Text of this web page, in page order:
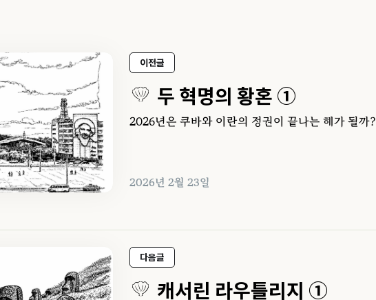
이전글
두 혁명의 황혼 ①
2026년은 쿠바와 이란의 정권이 끝나는 해가 될까?
2026년 2월 23일
다음글
캐서린 라우틀리지 ①